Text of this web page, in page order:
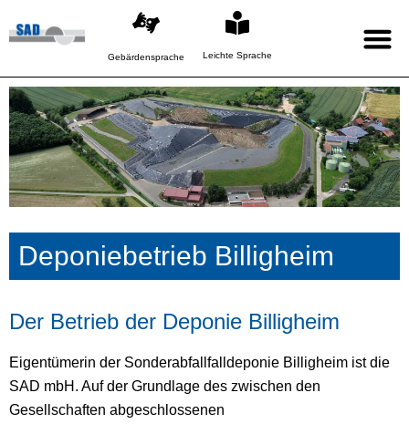
Gebärdensprache Leichte Sprache
Deponiebetrieb Billigheim
Der Betrieb der Deponie Billigheim
Eigentümerin der Sonderabfallfalldeponie Billigheim ist die
SAD mbH. Auf der Grundlage des zwischen den
Gesellschaften abgeschlossenen